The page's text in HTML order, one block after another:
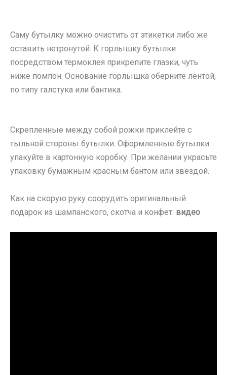
Саму бутылку можно очистить от этикетки либо же
оставить нетронутой. К горлышку бутылки
посредством термоклея прикрепите глазки, чуть
ниже помпон. Основание горлышка оберните лентой,
по типу галстука или бантика.
Скрепленные между собой рожки приклейте с
тыльной стороны бутылки. Оформленные бутылки
упакуйте в картонную коробку. При желании украсьте
упаковку бумажным красным бантом или звездой.
Как на скорую руку соорудить оригинальный
подарок из шампанского, скотча и конфет: видео